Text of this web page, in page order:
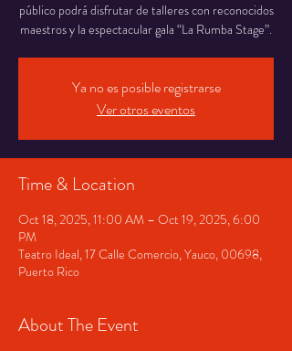
público podrá disfrutar de talleres con reconocidos
maestros y la espectacular gala “La Rumba Stage”.
Ya no es posible registrarse
Ver otros eventos
Time & Location
Oct 18, 2025, 11:00 AM – Oct 19, 2025, 6:00
PM
Teatro Ideal, 17 Calle Comercio, Yauco, 00698,
Puerto Rico
About The Event